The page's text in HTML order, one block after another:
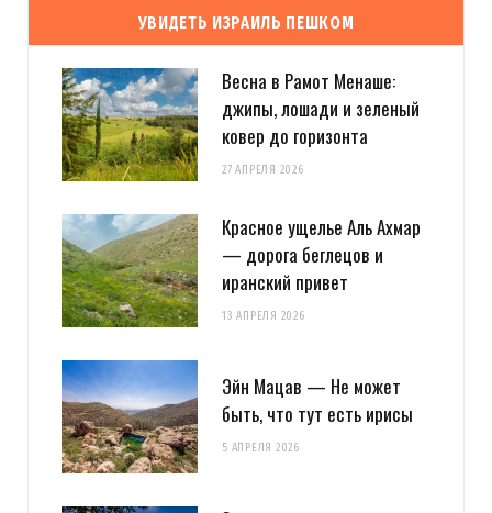
УВИДЕТЬ ИЗРАИЛЬ ПЕШКОМ
Весна в Рамот Менаше:
джипы, лошади и зеленый
ковер до горизонта
27 АПРЕЛЯ 2026
Красное ущелье Аль Ахмар
— дорога беглецов и
иранский привет
13 АПРЕЛЯ 2026
Эйн Мацав — Не может
быть, что тут есть ирисы
5 АПРЕЛЯ 2026